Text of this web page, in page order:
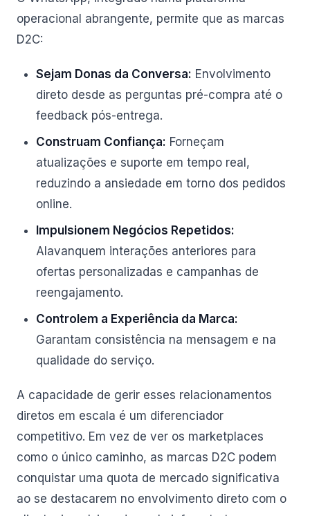
operacional abrangente, permite que as marcas
D2C:
Sejam Donas da Conversa: Envolvimento
direto desde as perguntas pré-compra até o
feedback pós-entrega.
Construam Confiança: Forneçam
atualizações e suporte em tempo real,
reduzindo a ansiedade em torno dos pedidos
online.
Impulsionem Negócios Repetidos:
Alavanquem interações anteriores para
ofertas personalizadas e campanhas de
reengajamento.
Controlem a Experiência da Marca:
Garantam consistência na mensagem e na
qualidade do serviço.
A capacidade de gerir esses relacionamentos
diretos em escala é um diferenciador
competitivo. Em vez de ver os marketplaces
como o único caminho, as marcas D2C podem
conquistar uma quota de mercado significativa
ao se destacarem no envolvimento direto com o